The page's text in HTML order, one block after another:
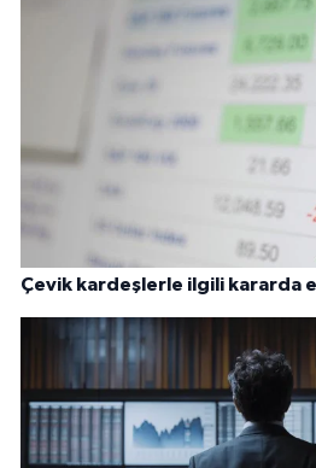
Çevik kardeşlerle ilgili kararda